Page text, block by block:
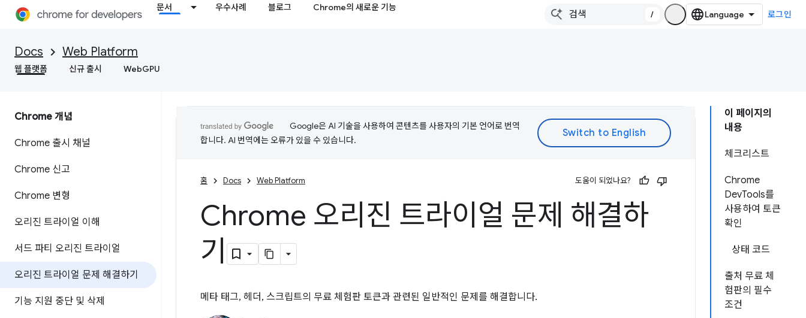
문서 우수사례 블로그 Chrome의 새로운 기능
/ 로그인
Docs Web Platform
웹 플랫폼 신규 출시 WebGPU
Chrome 개념
Chrome 출시 채널
Chrome 신고
Chrome 변형
오리진 트라이얼 이해
서드 파티 오리진 트라이얼
오리진 트라이얼 문제 해결하기
기능 지원 중단 및 삭제
이 페이지의
내용
체크리스트
Chrome
DevTools를
사용하여 토큰
확인
상태 코드
출처 무료 체
험판의 필수
조건
Google은 AI 기술을 사용하여 콘텐츠를 사용자의 기본 언어로 번역
합니다. AI 번역에는 오류가 있을 수 있습니다.
홈 Docs Web Platform 도움이 되었나요?
Chrome 오리진 트라이얼 문제 해결하
기
메타 태그, 헤더, 스크립트의 무료 체험판 토큰과 관련된 일반적인 문제를 해결합니다.